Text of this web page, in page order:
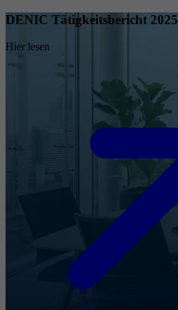
DENIC Tätigkeitsbericht 2025
Hier lesen